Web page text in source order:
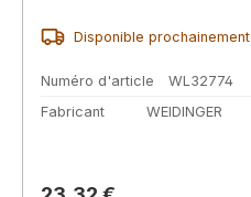
Disponible prochainement
Numéro d'article
WL32774
Fabricant
WEIDINGER